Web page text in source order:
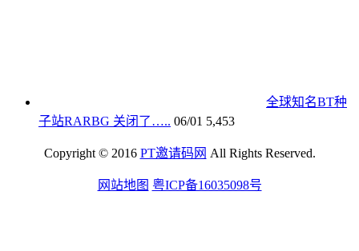
全球知名BT种
子站RARBG 关闭了….. 06/01 5,453
Copyright © 2016 PT邀请码网 All Rights Reserved.
网站地图 粤ICP备16035098号